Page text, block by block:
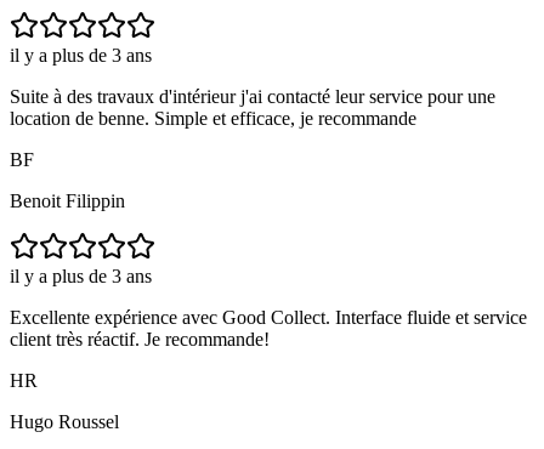
il y a plus de 3 ans
Suite à des travaux d'intérieur j'ai contacté leur service pour une
location de benne. Simple et efficace, je recommande
BF
Benoit Filippin
il y a plus de 3 ans
Excellente expérience avec Good Collect. Interface fluide et service
client très réactif. Je recommande!
HR
Hugo Roussel